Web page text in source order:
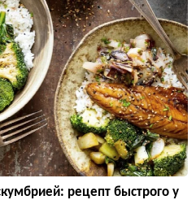
рецепт быстрого у